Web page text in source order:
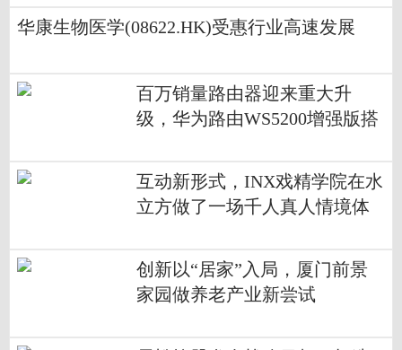
华康生物医学(08622.HK)受惠行业高速发展
百万销量路由器迎来重大升
级，华为路由WS5200增强版搭
互动新形式，INX戏精学院在水
立方做了一场千人真人情境体
创新以“居家”入局，厦门前景
家园做养老产业新尝试